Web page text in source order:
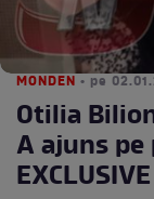
MONDEN • pe
Otilia
A ajuns
EXCLUSIVE